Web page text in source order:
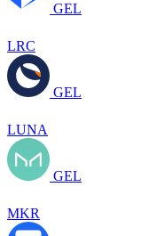
GEL
LRC
GEL
LUNA
GEL
MKR